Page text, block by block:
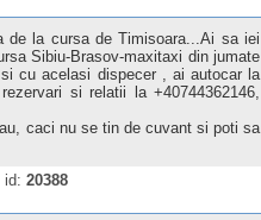
de la cursa de Timisoara...Ai sa iei
Sibiu-Brasov-maxitaxi din jumate
cu acelasi dispecer , ai autocar la
si relatii la +40744362146,
caci nu se tin de cuvant si poti sa
id: 20388